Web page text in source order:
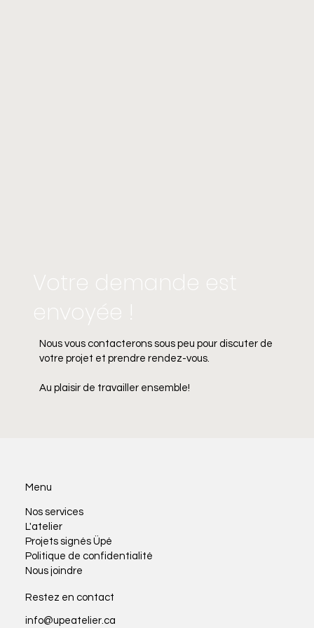
Votre demande est
envoyée !
Nous vous contacterons sous peu pour discuter de
votre projet et prendre rendez-vous.
Au plaisir de travailler ensemble!
Restez en contact
info@upeatelier.ca
Menu
Nos services
L'atelier
Projets signés Üpé
Politique de confidentialité
Nous joindre